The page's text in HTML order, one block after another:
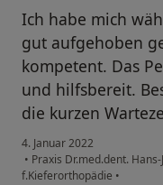
Ich habe mich
gut aufgehoben
kompetent. Das
und hilfsbereit.
die kurzen
4. Januar 2022
• Praxis Dr.med.dent.
f.Kieferorthopädie •